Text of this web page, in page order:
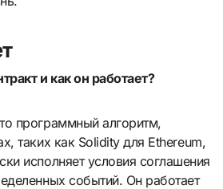
и как он работает?
программный алгоритм,
таких как Solidity для Ethereum,
исполняет условия соглашения
событий. Он работает